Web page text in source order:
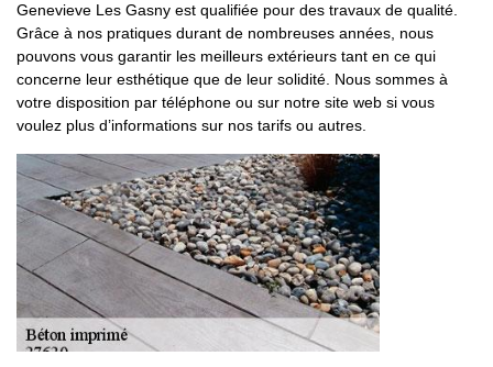
Genevieve Les Gasny est qualifiée pour des travaux de qualité.
Grâce à nos pratiques durant de nombreuses années, nous
pouvons vous garantir les meilleurs extérieurs tant en ce qui
concerne leur esthétique que de leur solidité. Nous sommes à
votre disposition par téléphone ou sur notre site web si vous
voulez plus d’informations sur nos tarifs ou autres.